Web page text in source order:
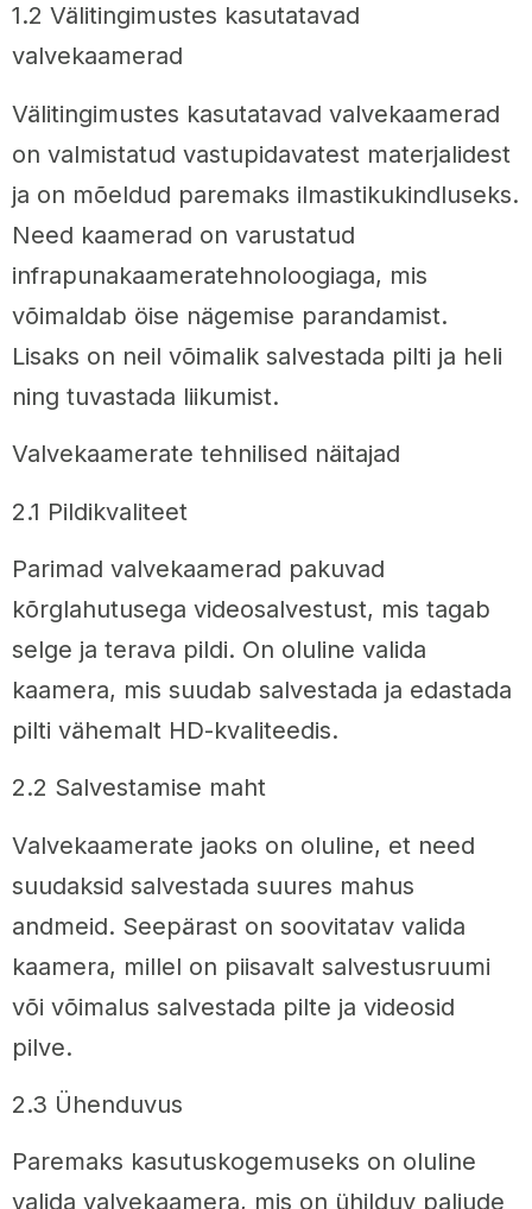
1.2 Välitingimustes kasutatavad
valvekaamerad
Välitingimustes kasutatavad valvekaamerad
on valmistatud vastupidavatest materjalidest
ja on mõeldud paremaks ilmastikukindluseks.
Need kaamerad on varustatud
infrapunakaameratehnoloogiaga, mis
võimaldab öise nägemise parandamist.
Lisaks on neil võimalik salvestada pilti ja heli
ning tuvastada liikumist.
Valvekaamerate tehnilised näitajad
2.1 Pildikvaliteet
Parimad valvekaamerad pakuvad
kõrglahutusega videosalvestust, mis tagab
selge ja terava pildi. On oluline valida
kaamera, mis suudab salvestada ja edastada
pilti vähemalt HD-kvaliteedis.
2.2 Salvestamise maht
Valvekaamerate jaoks on oluline, et need
suudaksid salvestada suures mahus
andmeid. Seepärast on soovitatav valida
kaamera, millel on piisavalt salvestusruumi
või võimalus salvestada pilte ja videosid
pilve.
2.3 Ühenduvus
Paremaks kasutuskogemuseks on oluline
valida valvekaamera, mis on ühilduv paljude